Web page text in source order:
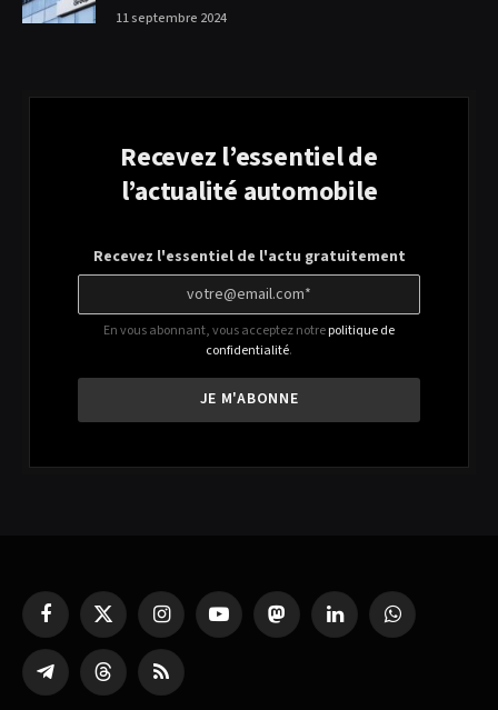
11 septembre 2024
Recevez l’essentiel de
l’actualité automobile
Recevez l'essentiel de l'actu gratuitement
En vous abonnant, vous acceptez notrepolitique de
confidentialité.
FacebookX
(Twitter)
InstagramYouTube MastodonLinkedIn WhatsApp
Partager
sur
Threads RSS